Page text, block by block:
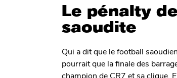
Le pénalty
saoudite
Qui a dit que le football
pourrait que la finale des
champion de CR7 et sa clique.